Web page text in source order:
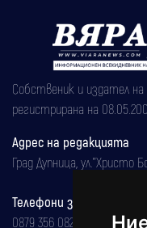
Собственик и издател на
регистрирана на
Адрес на редакцията
Град Дупница, ул.''Христо
Телефони за реклама и
0879 356 082